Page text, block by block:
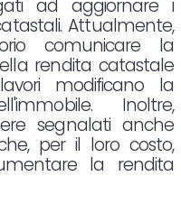
ad aggiornare i
Attualmente,
comunicare la
rendita catastale
modificano la
Inoltre,
segnalati anche
per il loro costo,
la rendita